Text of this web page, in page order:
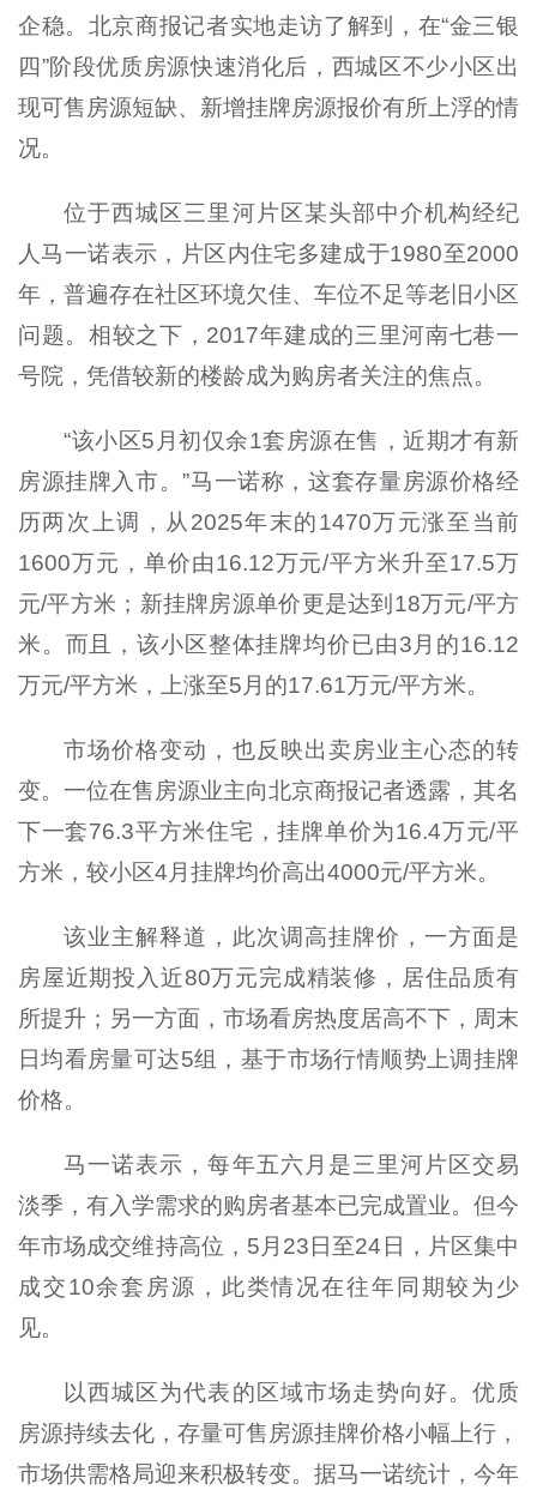
企稳。北京商报记者实地走访了解到，在“金三银
四”阶段优质房源快速消化后，西城区不少小区出
现可售房源短缺、新增挂牌房源报价有所上浮的情
况。
位于西城区三里河片区某头部中介机构经纪
人马一诺表示，片区内住宅多建成于1980至2000
年，普遍存在社区环境欠佳、车位不足等老旧小区
问题。相较之下，2017年建成的三里河南七巷一
号院，凭借较新的楼龄成为购房者关注的焦点。
“该小区5月初仅余1套房源在售，近期才有新
房源挂牌入市。”马一诺称，这套存量房源价格经
历两次上调，从2025年末的1470万元涨至当前
1600万元，单价由16.12万元/平方米升至17.5万
元/平方米；新挂牌房源单价更是达到18万元/平方
米。而且，该小区整体挂牌均价已由3月的16.12
万元/平方米，上涨至5月的17.61万元/平方米。
市场价格变动，也反映出卖房业主心态的转
变。一位在售房源业主向北京商报记者透露，其名
下一套76.3平方米住宅，挂牌单价为16.4万元/平
方米，较小区4月挂牌均价高出4000元/平方米。
该业主解释道，此次调高挂牌价，一方面是
房屋近期投入近80万元完成精装修，居住品质有
所提升；另一方面，市场看房热度居高不下，周末
日均看房量可达5组，基于市场行情顺势上调挂牌
价格。
马一诺表示，每年五六月是三里河片区交易
淡季，有入学需求的购房者基本已完成置业。但今
年市场成交维持高位，5月23日至24日，片区集中
成交10余套房源，此类情况在往年同期较为少
见。
以西城区为代表的区域市场走势向好。优质
房源持续去化，存量可售房源挂牌价格小幅上行，
市场供需格局迎来积极转变。据马一诺统计，今年